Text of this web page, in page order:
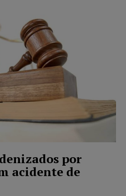
por
acidente de